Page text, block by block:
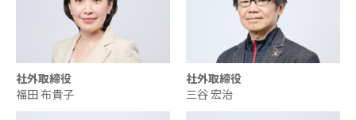
社外取締役
福田 布貴子
社外取締役
三谷 宏治